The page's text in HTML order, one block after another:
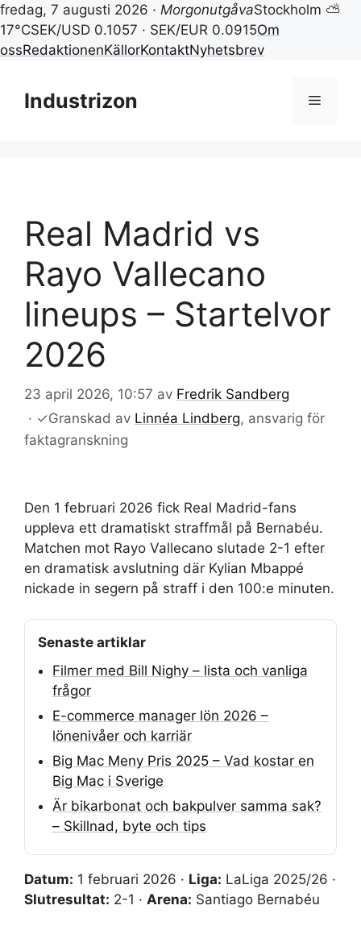
fredag, 7 augusti 2026 · MorgonutgåvaStockholm ⛅
17°CSEK/USD 0.1057 · SEK/EUR 0.0915Om
ossRedaktionenKällorKontaktNyhetsbrev
innehållIndustrizon Meny
Real Madrid vs
Rayo Vallecano
lineups – Startelvor
2026
23 april 2026, 10:57 av Fredrik Sandberg
· ✓Granskad av Linnéa Lindberg, ansvarig för
faktagranskning
Den 1 februari 2026 fick Real Madrid-fans
uppleva ett dramatiskt straffmål på Bernabéu.
Matchen mot Rayo Vallecano slutade 2-1 efter
en dramatisk avslutning där Kylian Mbappé
nickade in segern på straff i den 100:e minuten.
Senaste artiklar
Filmer med Bill Nighy – lista och vanliga
frågor
E-commerce manager lön 2026 –
lönenivåer och karriär
Big Mac Meny Pris 2025 – Vad kostar en
Big Mac i Sverige
Är bikarbonat och bakpulver samma sak?
– Skillnad, byte och tips
Datum: 1 februari 2026 · Liga: LaLiga 2025/26 ·
Slutresultat: 2-1 · Arena: Santiago Bernabéu